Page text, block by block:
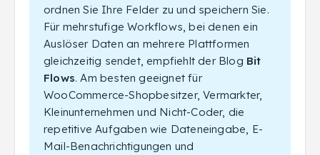
ordnen Sie Ihre Felder zu und speichern Sie.
Für mehrstufige Workflows, bei denen ein
Auslöser Daten an mehrere Plattformen
gleichzeitig sendet, empfiehlt der Blog Bit
Flows.Am besten geeignet für
WooCommerce-Shopbesitzer, Vermarkter,
Kleinunternehmen und Nicht-Coder, die
repetitive Aufgaben wie Dateneingabe, E-
Mail-Benachrichtigungen und